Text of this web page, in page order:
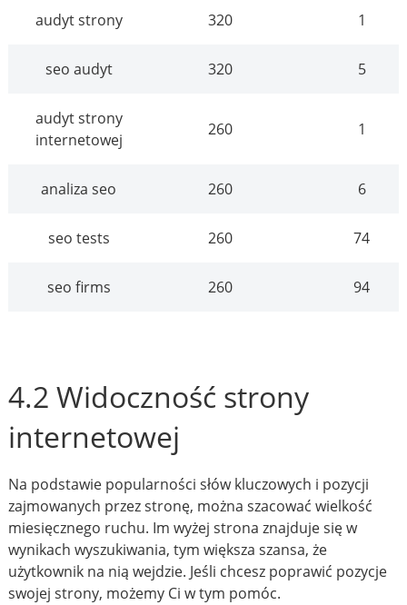
audyt strony 320 1
seo audyt 320 5
audyt strony
internetowej
260 1
analiza seo 260 6
seo tests 260 74
seo firms 260 94
4.2 Widoczność strony
internetowej
Na podstawie popularności słów kluczowych i pozycji
zajmowanych przez stronę, można szacować wielkość
miesięcznego ruchu. Im wyżej strona znajduje się w
wynikach wyszukiwania, tym większa szansa, że
użytkownik na nią wejdzie. Jeśli chcesz poprawić pozycje
swojej strony, możemy Ci w tym pomóc.